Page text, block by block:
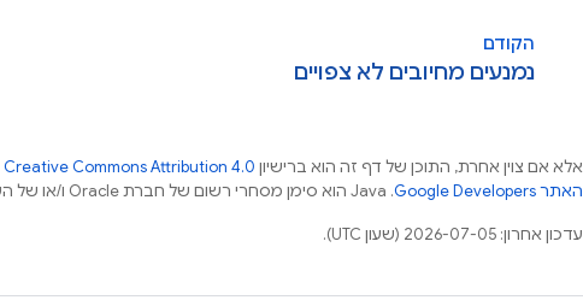
הקודם
נמנעים מחיובים לא צפויים
אלא אם צוין אחרת, התוכן של דף זה הוא ברישיון Creative Commons Attribution 4.0
האתר Google Developers‏
.‏ Java הוא סימן מסחרי רשום של חברת Oracle ו/או של השותפים העצמאיים שלה.
עדכון אחרון: 2026-07-05 (שעון UTC).